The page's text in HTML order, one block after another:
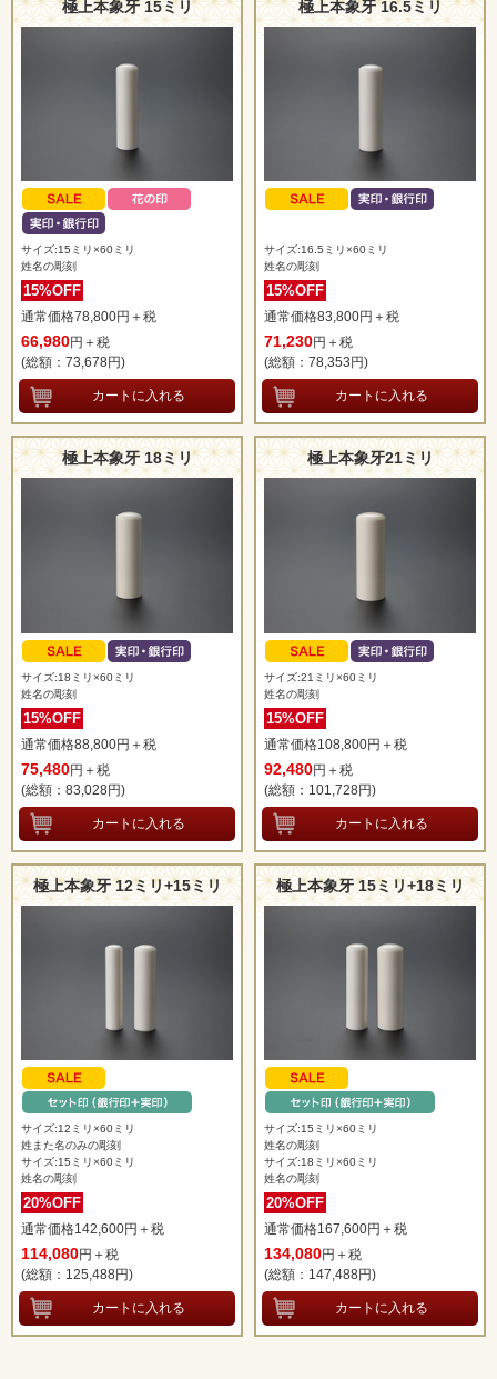
極上本象牙 15ミリ
サイズ:15ミリ×60ミリ
姓名の彫刻
15%OFF
通常価格78,800円＋税
66,980円＋税
(総額：73,678円)
極上本象牙 16.5ミリ
サイズ:16.5ミリ×60ミリ
姓名の彫刻
15%OFF
通常価格83,800円＋税
71,230円＋税
(総額：78,353 円)
極上本象牙 18ミリ
サイズ:18ミリ×60ミリ
姓名の彫刻
15%OFF
通常価格88,800円＋税
75,480円＋税
(総額：83,028円)
極上本象牙21ミリ
サイズ:21ミリ×60ミリ
姓名の彫刻
15%OFF
通常価格108,800円＋税
92,480円＋税
(総額：101,728円)
極上本象牙 12ミリ+15ミリ
サイズ:12ミリ×60ミリ
姓また名のみの彫刻
サイズ:15ミリ×60ミリ
姓名の彫刻
20%OFF
通常価格142,600円＋税
114,080円＋税
(総額：125,488円)
極上本象牙 15ミリ+18ミリ
サイズ:15ミリ×60ミリ
姓名の彫刻
サイズ:18ミリ×60ミリ
姓名の彫刻
20%OFF
通常価格167,600円＋税
134,080円＋税
(総額：147,488円)